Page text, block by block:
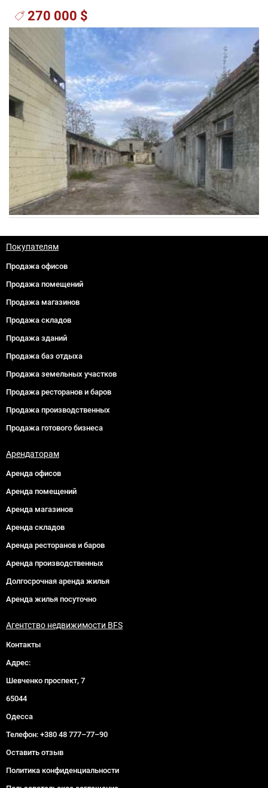
270 000 $
Покупателям
Продажа офисов
Продажа помещений
Продажа магазинов
Продажа складов
Продажа зданий
Продажа баз отдыха
Продажа земельных участков
Продажа ресторанов и баров
Продажа производственных
Продажа готового бизнеса
Арендаторам
Аренда офисов
Аренда помещений
Аренда магазинов
Аренда складов
Аренда ресторанов и баров
Аренда производственных
Долгосрочная аренда жилья
Аренда жилья посуточно
Агентство недвижимости BFS
Контакты
Адрес:
Шевченко проспект, 7
65044
Одесса
Телефон: +380 48 777–77–90
Оставить отзыв
Политика конфиденциальности